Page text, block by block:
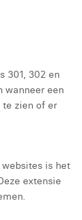
301, 302 en
wanneer een
te zien of er
is het
extensie